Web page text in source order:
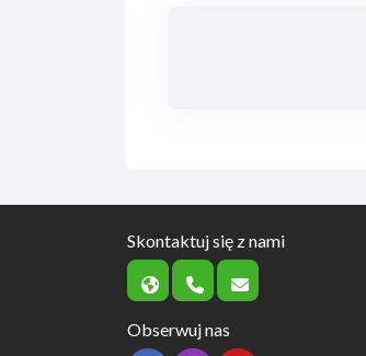
Skontaktuj się z nami
Obserwuj nas